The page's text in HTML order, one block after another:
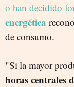
o han decidido
energética
de consumo.
"Si la mayor
horas centrales